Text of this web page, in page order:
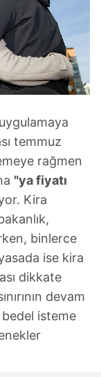
temmuz
rağmen
"ya fiyatı
Kira
binlerce
ise kira
dikkate
devam
bedel isteme